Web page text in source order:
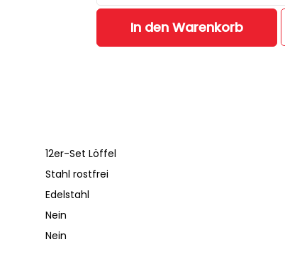
In den Warenkorb
12er-Set Löffel
Stahl rostfrei
Edelstahl
Nein
Nein